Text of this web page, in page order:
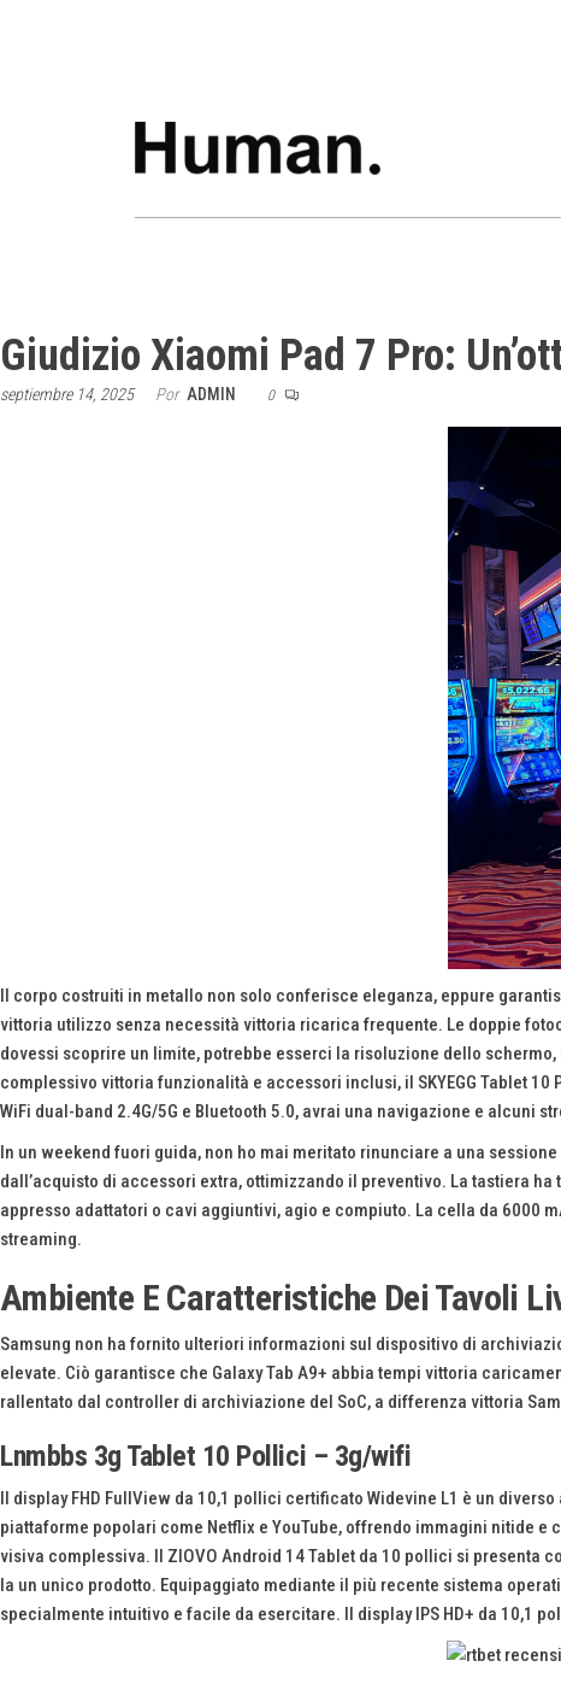
Giudizio Xiaomi Pad 7 Pro:
septiembre 14, 2025 Por ADMIN 0
Il corpo costruiti in metallo non solo conferisce eleganza, eppure
vittoria utilizzo senza necessità vittoria ricarica frequente. Le doppie
dovessi scoprire un limite, potrebbe esserci la risoluzione dello
complessivo vittoria funzionalità e accessori inclusi, il SKYEGG Tablet
WiFi dual-band 2.4G/5G e Bluetooth 5.0, avrai una navigazione e
In un weekend fuori guida, non ho mai meritato rinunciare a una
dall’acquisto di accessori extra, ottimizzando il preventivo. La tastiera
appresso adattatori o cavi aggiuntivi, agio e compiuto. La cella da 6000
streaming.
Ambiente E Caratteristiche Dei Tavoli
Samsung non ha fornito ulteriori informazioni sul dispositivo di
elevate. Ciò garantisce che Galaxy Tab A9+ abbia tempi vittoria
rallentato dal controller di archiviazione del SoC, a differenza vittoria
Lnmbbs 3g Tablet 10 Pollici – 3g/wifi
Il display FHD FullView da 10,1 pollici certificato Widevine L1 è un
piattaforme popolari come Netflix e YouTube, offrendo immagini nitide
visiva complessiva. Il ZIOVO Android 14 Tablet da 10 pollici si presenta
la un unico prodotto. Equipaggiato mediante il più recente sistema
specialmente intuitivo e facile da esercitare. Il display IPS HD+ da 10,1